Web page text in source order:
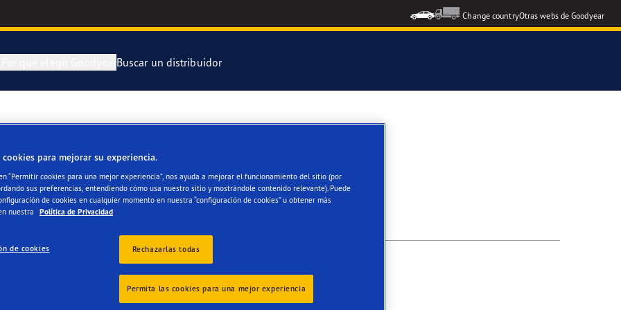
Change countryOtras webs de Goodyear
y cambia tus neumáticos
de tus neumáticos
Que Cuentan
Performance 3
4Seasons Gen-3
EfficientGrip Performance 2
Neumático Oficial del Grupo Aramón
Neumáticos Goodyear Eagle
Buscar un distribuidor
para mejorar su experiencia.
“Permitir cookies para una mejor experiencia”, nos ayuda a mejorar el funcionamiento del sitio (por
sus preferencias, entendiendo cómo usa nuestro sitio y mostrándole contenido relevante). Puede
de cookies en cualquier momento en nuestra “configuración de cookies” u obtener más
nuestra
Política de Privacidad
de cookies Rechazarlas todas
Permita las cookies para una mejor experiencia